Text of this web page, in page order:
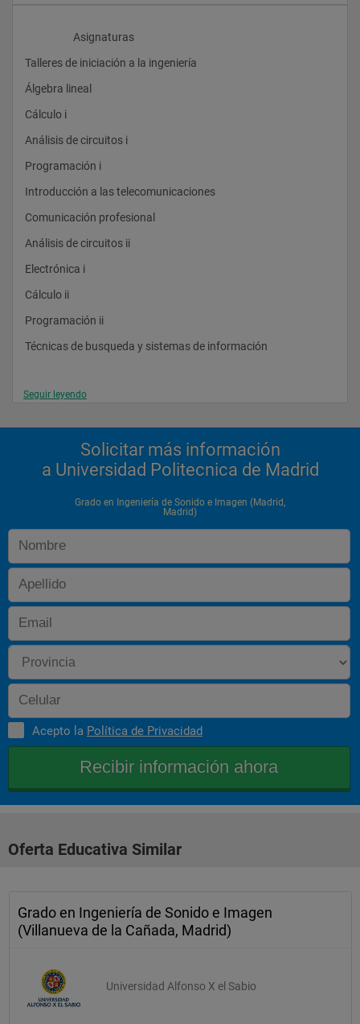
Realizar proyectos y diseños de locales destinados a la
producción y grabación de señales de audio y vídeo,
acondicionamiento acústico y control de calidad.
Gestión, administración y consultoría del sector del Sonido y la
imagen.
Participación en proyectos de Investigación, Desarrollo e
Innovación en el área del sonido y la imagen.
                    Asignaturas
Talleres de iniciación a la ingeniería
Álgebra lineal
Cálculo i
Análisis de circuitos i
Programación i
Introducción a las telecomunicaciones
Comunicación profesional
Análisis de circuitos ii
Electrónica i
Cálculo ii
Programación ii
Técnicas de busqueda y sistemas de información
Electrónica ii
Eletromagnetismo y ondas
Señales y sistemas
Redes y servicios de telecomunicaación
Microprocesadores
Propagación de ondas
Procesado digital de señal
Teoría de la comunicación
Ciencia, tecnología y sociedad
Fundamentos de sonido e imagen
Seguir leyendo
Solicitar más información
a Universidad Politecnica de Madrid
Grado en Ingeniería de Sonido e Imagen (Madrid,
Madrid)
Acepto la Política de Privacidad
Oferta Educativa Similar
Grado en Ingeniería de Sonido e Imagen
(Villanueva de la Cañada, Madrid)
Universidad Alfonso X el Sabio